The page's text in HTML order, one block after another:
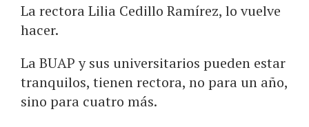
La rectora Lilia Cedillo Ramírez, lo vuelve
hacer.
La BUAP y sus universitarios pueden estar
tranquilos, tienen rectora, no para un año,
sino para cuatro más.